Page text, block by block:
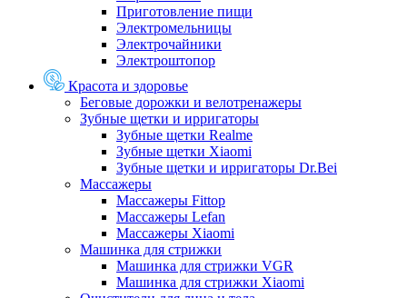
Приготовление пищи
Электромельницы
Электрочайники
Электроштопор
Красота и здоровье
Беговые дорожки и велотренажеры
Зубные щетки и ирригаторы
Зубные щетки Realme
Зубные щетки Xiaomi
Зубные щетки и ирригаторы Dr.Bei
Массажеры
Массажеры Fittop
Массажеры Lefan
Массажеры Xiaomi
Машинка для стрижки
Машинка для стрижки VGR
Машинка для стрижки Xiaomi